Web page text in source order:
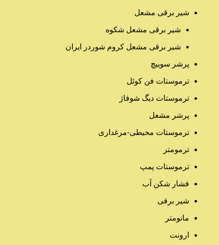
شیر برقی مشعل
شیر برقی مشعل شکوه
شیر برقی مشعل کروم شوردر ایران
پرشر سوییچ
ترموستات فن کوئل
ترموستات دیگ شوفاژ
پرشر مشعل
ترموستات محیطی-مرغداری
ترمومتر
ترموستات پمپ
فشار شکن آب
شیر برقی
مانومتر
ارونت